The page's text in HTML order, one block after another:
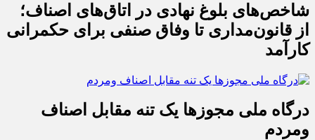
شاخص‌های بلوغ نهادی در اتاق‌های اصناف؛
از قانون‌مداری تا وفاق صنفی برای حکمرانی
کارآمد
درگاه ملی مجوزها یک تنه مقابل اصناف
ومردم